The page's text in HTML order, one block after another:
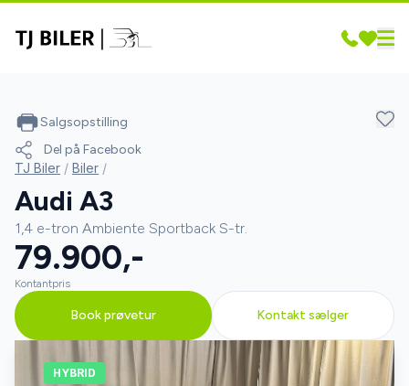
HYBRID
Salgsopstilling
Del på Facebook
TJ Biler / Biler /
Audi A3
1,4 e-tron Ambiente Sportback S-tr.
79.900,-
Kontantpris
Book prøvetur Kontakt sælger